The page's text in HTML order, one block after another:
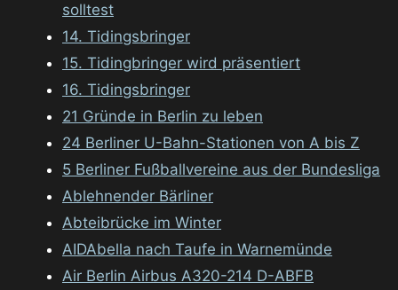
solltest
14. Tidingsbringer
15. Tidingbringer wird präsentiert
16. Tidingsbringer
21 Gründe in Berlin zu leben
24 Berliner U-Bahn-Stationen von A bis Z
5 Berliner Fußballvereine aus der Bundesliga
Ablehnender Bärliner
Abteibrücke im Winter
AIDAbella nach Taufe in Warnemünde
Air Berlin Airbus A320-214 D-ABFB